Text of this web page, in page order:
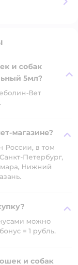
и собак
5мл?
Вет
магазине?
России, в том
Петербург,
Нижний
можно
= 1 рубль.
и собак